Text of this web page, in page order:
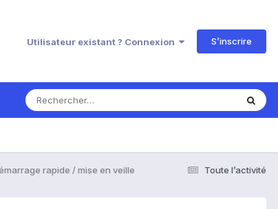
Utilisateur existant ? Connexion S’inscrire
Toute l’activité
rapide / mise en veille